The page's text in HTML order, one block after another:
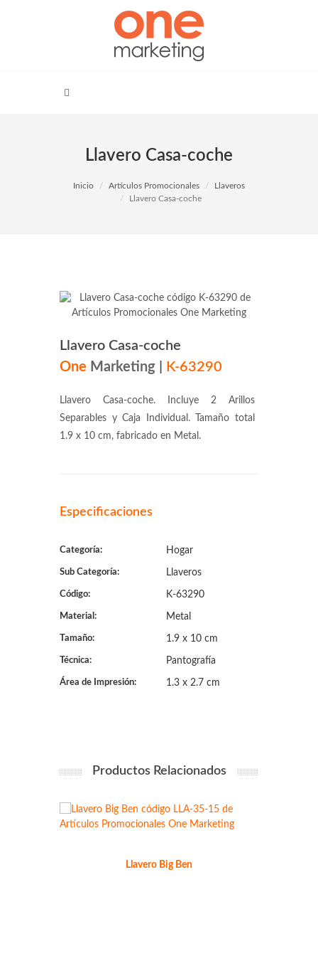
Llavero Casa-coche
Inicio Artículos Promocionales
Llaveros
Llavero Casa-coche
Llavero Casa-coche
One Marketing K-63290
Llavero Casa-coche. Incluye 2 Arillos
Separables y Caja Individual. Tamaño total
1.9 x 10 cm, fabricado en Metal.
Especificaciones
Categoría: Hogar
Sub Categoría: Llaveros
Código: K-63290
Material: Metal
Tamaño: 1.9 x 10 cm
Técnica: Pantografía
Área de Impresión: 1.3 x 2.7 cm
Productos Relacionados
Llavero Big Ben